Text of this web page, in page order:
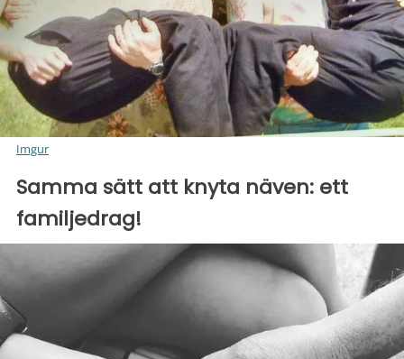
Imgur
Samma sätt att knyta näven: ett
familjedrag!